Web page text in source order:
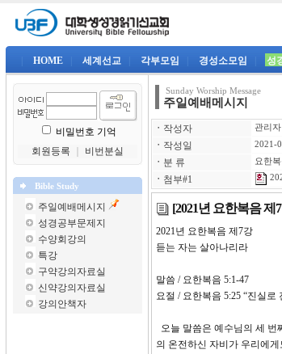
HOME 세계선교 각부모임 경성소모임 성
비밀번호 기억
회원등록
비번분실
Bible Study
주일예배메시지
성경공부문제지
수양회강의
특강
구약강의자료실
신약강의자료실
강의안책자
Sunday Worship Message
주일예배메시지
ㆍ 작성자 관리자
ㆍ 작성일 2021-
ㆍ 분 류 요한복
ㆍ 첨부#1
[2021년 요한복음
2021년 요
듣는 자는 살아나리라
말씀 / 요한복음 5:1-47
요절 / 요한복음 5:25 “진실
오늘 말씀은 예수님의 세 번
의 온전하신 자비가 우리에